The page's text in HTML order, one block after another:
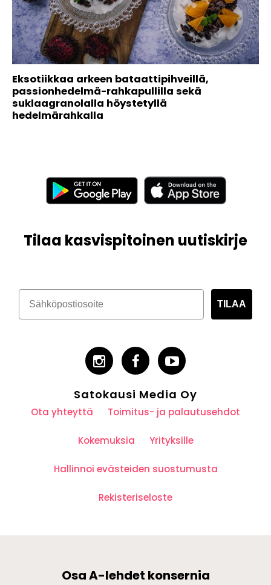
Eksotiikkaa arkeen bataattipihveillä,
passionhedelmä-rahkapullilla sekä
suklaagranolalla höystetyllä
hedelmärahkalla
Tilaa kasvispitoinen uutiskirje
TILAA
Satokausi Media Oy
Ota yhteyttä Toimitus- ja palautusehdot
Kokemuksia Yrityksille
Hallinnoi evästeiden suostumusta
Rekisteriseloste
Osa A-lehdet konsernia